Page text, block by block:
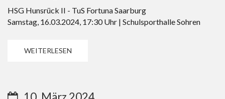
HSG Hunsrück II - TuS Fortuna Saarburg
Samstag, 16.03.2024, 17:30 Uhr | Schulsporthalle Sohren
WEITERLESEN